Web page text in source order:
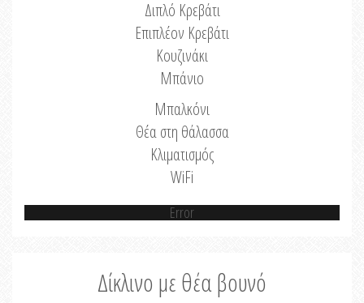
Διπλό Κρεβάτι
Επιπλέον Κρεβάτι
Κουζινάκι
Μπάνιο
Μπαλκόνι
Θέα στη θάλασσα
Κλιματισμός
WiFi
Error
Δίκλινο με θέα βουνό